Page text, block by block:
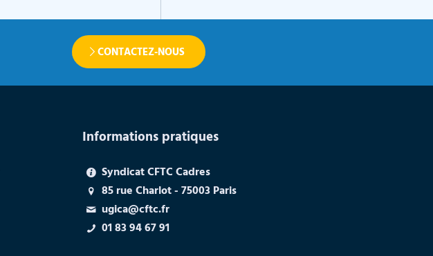
CONTACTEZ-NOUS
Informations pratiques
Syndicat CFTC Cadres
85 rue Charlot - 75003 Paris
ugica@cftc.fr
01 83 94 67 91